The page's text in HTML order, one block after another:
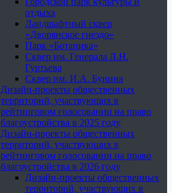
отдыха
Ландшафтный сквер
«Дворянское гнездо»
Парк «Ботаника»
Сквер им. Генерала Л.Н.
Гуртьева
Сквер им. И.А. Бунина
Дизайн-проекты общественных
территорий, участвующих в
рейтинговом голосовании на право
благоустройства в 2025 году
Дизайн-проекты общественных
территорий, участвующих в
рейтинговом голосовании на право
благоустройства в 2026 году
Дизайн-проекты общественных
территорий, участвующих в